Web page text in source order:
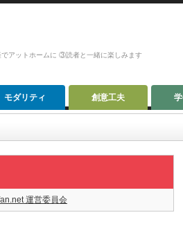
アットホームに ③読者と一緒に楽しみます
モダリティ 創意工夫
運営委員会